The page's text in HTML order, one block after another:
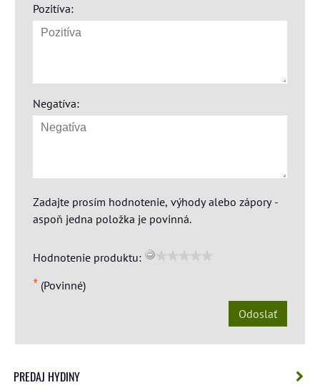
Pozitíva:
Negatíva:
Zadajte prosím hodnotenie, výhody alebo zápory -
aspoň jedna položka je povinná.
Hodnotenie produktu:
* (Povinné)
Odoslať
PREDAJ HYDINY